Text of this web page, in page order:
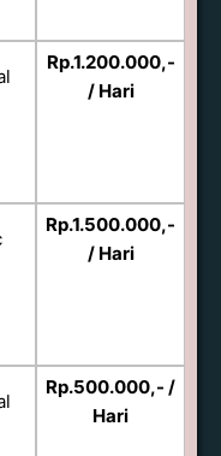
Rp.1.200.000,-
/ Hari
Rp.1.500.000,-
/ Hari
Rp.500.000,- /
Hari